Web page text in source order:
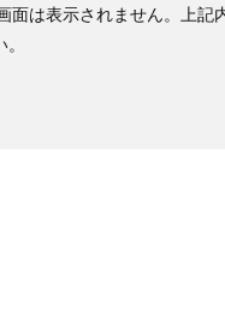
面は表示されません。上記